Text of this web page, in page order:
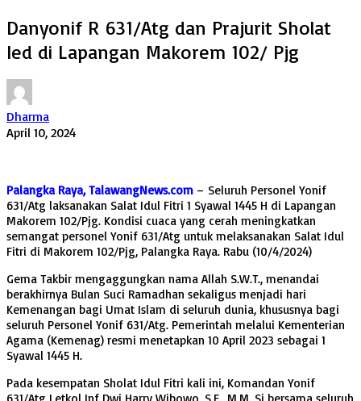
Danyonif R 631/Atg dan Prajurit Sholat
Ied di Lapangan Makorem 102/ Pjg
Dharma
April 10, 2024
Palangka Raya, TalawangNews.com – Seluruh Personel Yonif
631/Atg laksanakan Salat Idul Fitri 1 Syawal 1445 H di Lapangan
Makorem 102/Pjg. Kondisi cuaca yang cerah meningkatkan
semangat personel Yonif 631/Atg untuk melaksanakan Salat Idul
Fitri di Makorem 102/Pjg, Palangka Raya. Rabu (10/4/2024)
Gema Takbir mengaggungkan nama Allah S.W.T., menandai
berakhirnya Bulan Suci Ramadhan sekaligus menjadi hari
Kemenangan bagi Umat Islam di seluruh dunia, khususnya bagi
seluruh Personel Yonif 631/Atg. Pemerintah melalui Kementerian
Agama (Kemenag) resmi menetapkan 10 April 2023 sebagai 1
Syawal 1445 H.
Pada kesempatan Sholat Idul Fitri kali ini, Komandan Yonif